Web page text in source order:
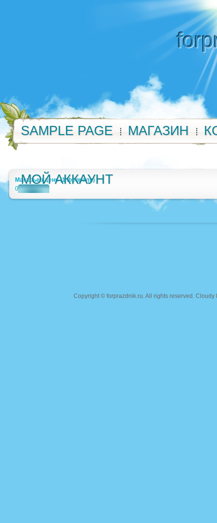
SAMPLE PAGE МАГАЗИН
МОЙ АККАУНТ
Макарьев день (1 февраля)
0
Copyright © forprazdnik.ru. All rights reserved.